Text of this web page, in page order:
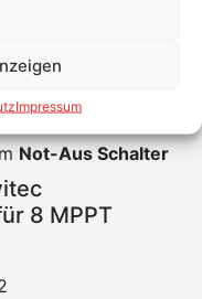
Impressum
Netzausfall
bei
Not-Aus Schalter
8 MPPT